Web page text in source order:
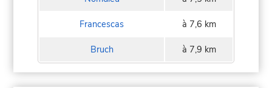
Francescas à 7,6 km
Bruch à 7,9 km